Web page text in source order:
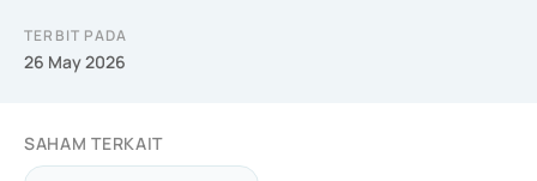
TERBIT PADA
26 May 2026
SAHAM TERKAIT